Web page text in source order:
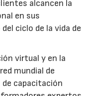
alcancen la
en sus
ciclo de la vida de
virtual y en la
mundial de
capacitación